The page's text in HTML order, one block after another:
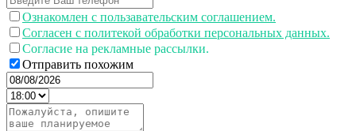
Ознакомлен с пользавательским соглашением.
Согласен с политекой обработки персональных данных.
Согласие на рекламные рассылки.
Отправить похожим